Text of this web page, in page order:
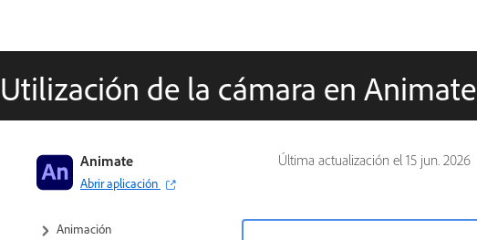
Utilización de la cámara en Animate
Última actualización el 15 jun. 2026
Animate
Abrir aplicación
Guía del usuario de Adobe Animate
Introducción a Animate
Animación